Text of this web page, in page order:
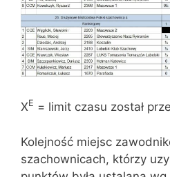
XE = limit czasu został
Kolejność miejsc
szachownicach, którzy